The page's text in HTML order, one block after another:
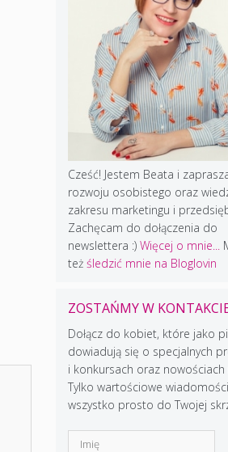
Cześć! Jestem Beata i
rozwoju osobistego oraz
zakresu marketingu i
Zachęcam do dołączenia do
newslettera :) Więcej o mnie...
też śledzić mnie na Bloglovin
ZOSTAŃMY W
Dołącz do kobiet, które jako
dowiadują się o specjalnych
i konkursach oraz nowościach
Tylko wartościowe
wszystko prosto do Twojej